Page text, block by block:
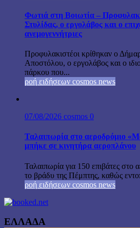
Φωτιά στη Βοιωτία –
Στυλίδας, ο εργολάβος και ο
ανεμογεννήτριες
Προφυλακιστέοι κρίθηκαν ο
Αποστόλου, ο εργολάβος και ο
πάρκου που...
ροή ειδήσεων cosmos news
07/08/2026 cosmos 0
Ταλαιπωρία στο αεροδρόμιο
μπήκε σε κινητήρα αεροπλάνου
Ταλαιπωρία για 150 επιβάτες στο
το βράδυ της Πέμπτης, καθώς
ροή ειδήσεων cosmos news
ΕΛΛΑΔΑ